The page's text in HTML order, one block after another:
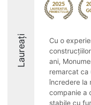
Laureați
Cu o
ani,
remarcat ca
încredere la
companie a
stabile cu